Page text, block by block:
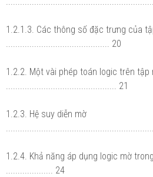
1.2.1.3. Các thông số đặc trưng của
............................................ 20
1.2.2. Một vài phép toán logic trên tập
............................................... 21
1.2.3. Hệ suy diễn mờ
1.2.4. Khả năng áp dụng logic mờ
.................... 24